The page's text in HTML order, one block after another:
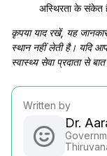
अस्थिरता के संकेत
कृपया याद रखें, यह
स्थान नहीं लेती है। यदि
स्वास्थ्य सेवा प्रदाता से
Written by
Dr.